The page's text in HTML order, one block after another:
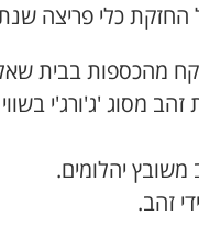
פלילי אסירים צווארון לבן
0505345826
עו"ד יאיר בן סימון
0505719060
כלי פריצה
מהכספות בבית
משובץ יהלומים.
זהב.